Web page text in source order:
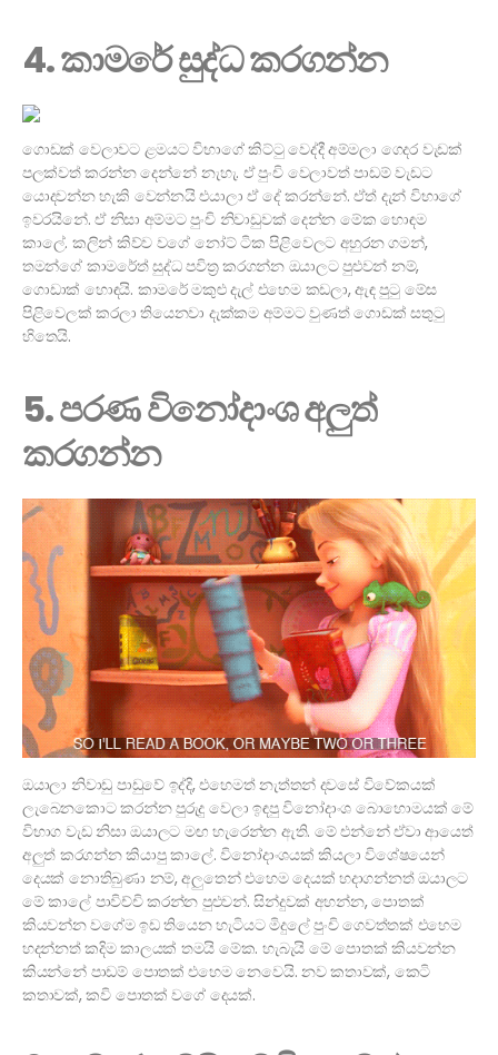
4. කාමරේ සුද්ධ කරගන්න
ගොඩක් වෙලාවට ළමයට විභාගේ කිට්ටු වෙද්දී අම්මලා ගෙදර වැඩක්
පලක්වත් කරන්න දෙන්නේ නැහැ. ඒ පුංචි වෙලාවත් පාඩම් වැඩට
යොදවන්න හැකි වෙන්නයි එයාලා ඒ දේ කරන්නේ. ඒත් දැන් විභාගේ
ඉවරයිනේ. ඒ නිසා අම්මට පුංචි නිවාඩුවක් දෙන්න මේක හොඳම
කාලේ. කලින් කිව්ව වගේ නෝට් ටික පිළිවෙලට අහුරන ගමන්,
තමන්ගේ කාමරේත් සුද්ධ පවිත්‍ර කරගන්න ඔයාලට පුළුවන් නම්,
ගොඩාක් හොඳයි. කාමරේ මකුළු දැල් එහෙම කඩලා, ඇඳ පුටු මේස
පිළිවෙලක් කරලා තියෙනවා දැක්කම අම්මට වුණත් ගොඩක් සතුටු
හිතෙයි.
5. පරණ විනෝදාංශ අලුත්
කරගන්න
ඔයාලා නිවාඩු පාඩුවේ ඉද්දි, එහෙමත් නැත්තන් දවසේ විවේකයක්
ලැබෙනකොට කරන්න පුරුදු වෙලා ඉඳපු විනෝදාංශ බොහොමයක් මේ
විභාග වැඩ නිසා ඔයාලට මඟ හැරෙන්න ඇති. මේ එන්නේ ඒවා ආයෙත්
අලුත් කරගන්න කියාපු කාලේ. විනෝදාංශයක් කියලා විශේෂයෙන්
දෙයක් නොතිබුණා නම්, අලුතෙන් එහෙම දෙයක් හදාගන්නත් ඔයාලට
මේ කාලේ පාවිච්චි කරන්න පුළුවන්. සින්දුවක් අහන්න, පොතක්
කියවන්න වගේම ඉඩ තියෙන හැටියට මිදුලේ පුංචි ගෙවත්තක් එහෙම
හදන්නත් කදිම කාලයක් තමයි මේක. හැබැයි මේ පොතක් කියවන්න
කියන්නේ පාඩම් පොතක් එහෙම නෙවෙයි. නව කතාවක්, කෙටි
කතාවක්, කවි පොතක් වගේ දෙයක්.